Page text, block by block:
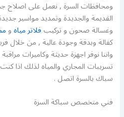
ومحافظات السرة , نعمل على اصلاح
القديمة والجديدة وتمديد مواسير
وغسالة صحون و تركيبفلاتر مياهو
كفالة وبدقة وجودة عالية , من
واننا نوفر اجهزة حديثة وكاميرات
تسريبات المجاري والمياه لذلك
سباك بالسرة اتصل .
فني متخصص سباكة السرة